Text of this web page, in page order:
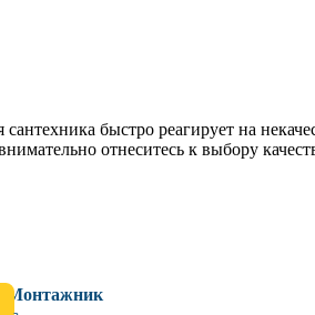
быстро реагирует на
отнеситесь к выбору
Монтажник